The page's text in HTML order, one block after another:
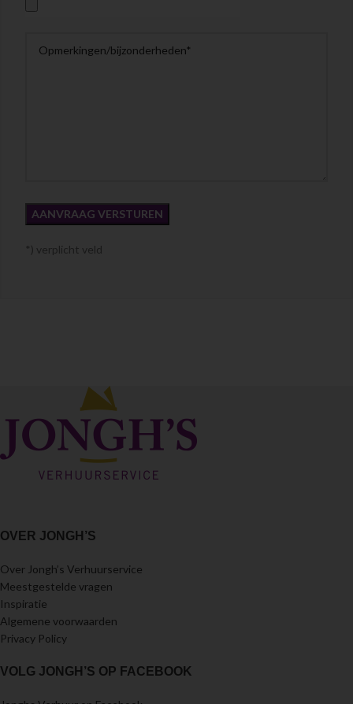
*) verplicht veld
OVER JONGH’S
Over Jongh’s Verhuurservice
Meestgestelde vragen
Inspiratie
Algemene voorwaarden
Privacy Policy
VOLG JONGH’S OP FACEBOOK